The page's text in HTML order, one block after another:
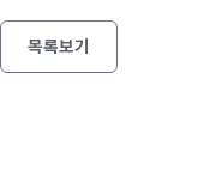
목록보기